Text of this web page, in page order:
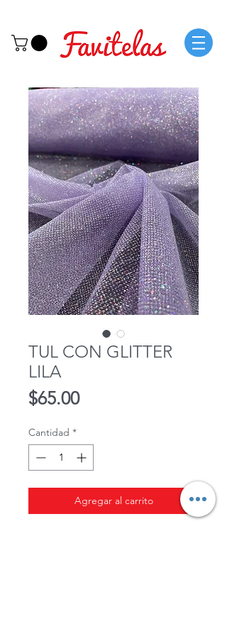
TUL CON GLITTER
LILA
$65.00Precio
Cantidad *
Agregar al carrito